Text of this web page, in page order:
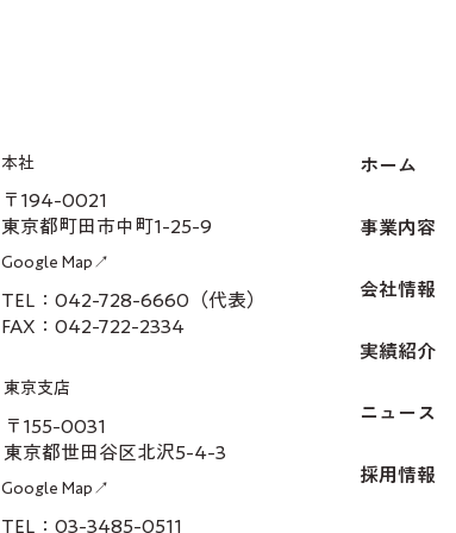
本社
〒194-0021
東京都町田市中町1-25-9
Google Map↗
TEL：042-728-6660（代表）
FAX：042-722-2334
東京支店
〒155-0031
東京都世田谷区北沢5-4-3
Google Map↗
TEL：03-3485-0511
ホーム
事業内容
会社情報
実績紹介
ニュース
採用情報